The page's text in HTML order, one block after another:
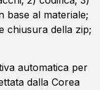
base al materiale;
chiusura della zip;
automatica per
dalla Corea